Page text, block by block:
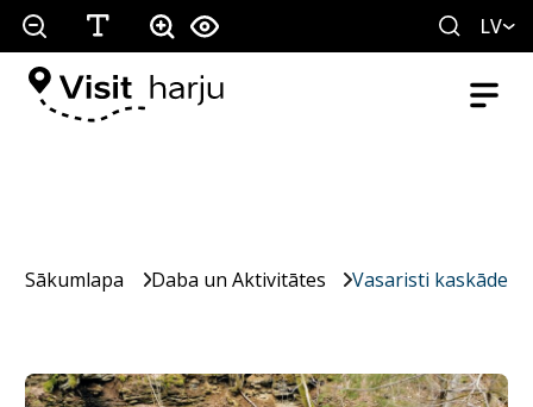
LV
Sākumlapa Daba un Aktivitātes Vasaristi kaskāde